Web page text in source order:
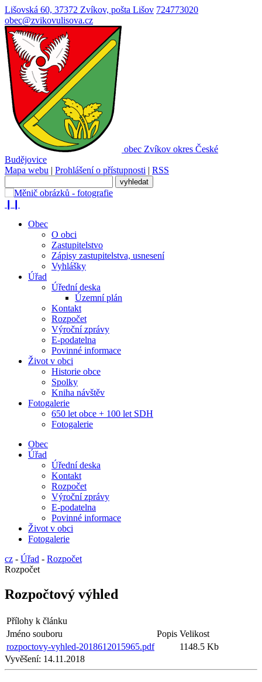
Lišovská 60, 37372 Zvíkov, pošta Lišov 724773020
obec@zvikovulisova.cz
obec Zvíkov okres České
Budějovice
Mapa webu | Prohlášení o přístupnosti | RSS
Obec
O obci
Zastupitelstvo
Zápisy zastupitelstva, usnesení
Vyhlášky
Úřad
Úřední deska
Územní plán
Kontakt
Rozpočet
Výroční zprávy
E-podatelna
Povinné informace
Život v obci
Historie obce
Spolky
Kniha návštěv
Fotogalerie
650 let obce + 100 let SDH
Fotogalerie
Obec
Úřad
Úřední deska
Kontakt
Rozpočet
Výroční zprávy
E-podatelna
Povinné informace
Život v obci
Fotogalerie
cz - Úřad - Rozpočet
Rozpočet
Rozpočtový výhled
Přílohy k článku
Jméno souboru
Popis Velikost
rozpoctovy-vyhled-2018612015965.pdf
1148.5 Kb
Vyvěšení: 14.11.2018